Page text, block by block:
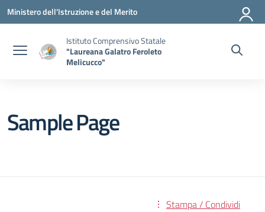
Vai ai contenuti
Vai al menu di navigazione
Vai al footer
Ministero dell'Istruzione e del Merito
Istituto Comprensivo Statale
"Laureana Galatro Feroleto
Melicucco"
Sample Page
Stampa / Condividi